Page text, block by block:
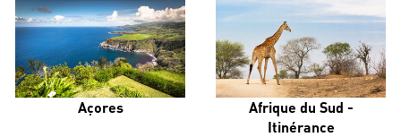
Açores
Afrique du Sud -
Itinérance